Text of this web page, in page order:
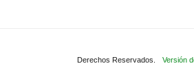
Derechos Reservados. Versión